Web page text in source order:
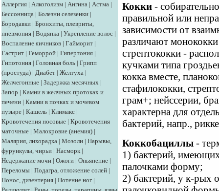
Аллергия | Алкоголизм | Ангина | Астма |
Бессонница | Болезни селезенки |
Бородавки | Бронхиты, плевриты,
пневмония | Водянка | Укрепление волос |
Воспаление яичников | Гайморит |
Гастрит | Геморрой | Гипертония |
Гипотония | Головная боль | Грипп
(простуда) | Диабет | Желтуха |
Желчегонные | Задержка месячных |
Запор | Камни в желчных протоках и
печени | Камни в почках и мочевом
пузыре | Кашель | Климакс |
Кровотечения носовые | Кровотечения
маточные | Малокровие (анемия) |
Малярия, лихорадка | Мозоли | Нарывы,
фурункулы, чирьи | Насморк |
Недержание мочи | Ожоги | Опьянение |
Переломы | Подагра, отложение солей |
Понос, дизентерия | Потение ног |
Кокки -
правильной или
зависимости от
различают
стрептококки -
кучками типа
кокка вместе,
стафилококки,
грам+; нейссерии,
характерна для
бактерий, напр.,
Коккобациллы -
1) бактерий,
палочками форму;
2) бактерий, у к-рых